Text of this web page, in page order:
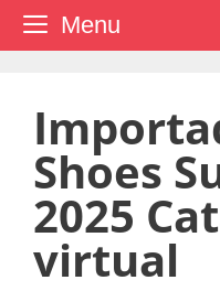
Saltar Menu
Shoes
2025
virtual